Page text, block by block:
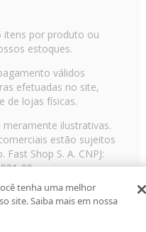
itens por produto ou
estoques.
válidos
efetuadas no site,
de lojas físicas.
ilustrativas.
estão sujeitos
Shop S. A. CNPJ:
00
Carandiru, São
11 3003-3728 ©
reservados
tenha uma melhor
site. Saiba mais em nossa